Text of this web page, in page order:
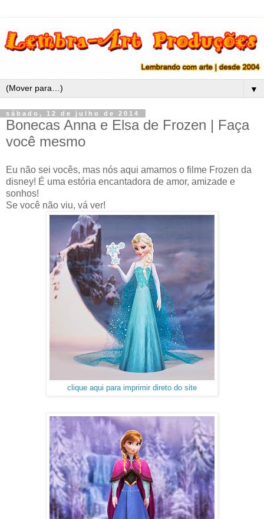
▼
sábado, 12 de julho de 2014
Bonecas Anna e Elsa de Frozen | Faça
você mesmo
Eu não sei vocês, mas nós aqui amamos o filme Frozen da
disney! É uma estória encantadora de amor, amizade e
sonhos!
Se você não viu, vá ver!
clique aqui para imprimir direto do site